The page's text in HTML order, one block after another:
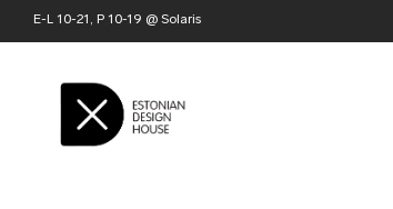
E-L 10-21, P 10-19 @ Solaris